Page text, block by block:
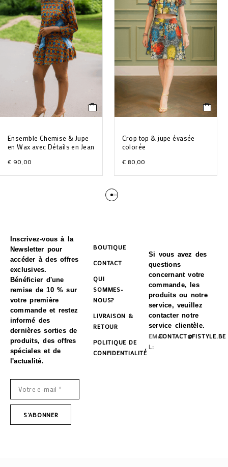
Ensemble Chemise & Jupe
en Wax avec Détails en Jean
€ 90,00
Crop top & jupe évasée
colorée
€ 80,00
Inscrivez-vous à la
Newsletter pour
accéder à des offres
exclusives.
Bénéficier d'une
remise de 10 % sur
votre première
commande et restez
informé des
dernières sorties de
produits, des offres
spéciales et de
l'actualité.
BOUTIQUE
CONTACT
QUI
SOMMES-
NOUS?
LIVRAISON &
RETOUR
POLITIQUE DE
CONFIDENTIALITÉ
Si vous avez des
questions
concernant votre
commande, les
produits ou notre
service, veuillez
contacter notre
service clientèle.
EMAI
L:
CONTACT@FISTYLE.BE